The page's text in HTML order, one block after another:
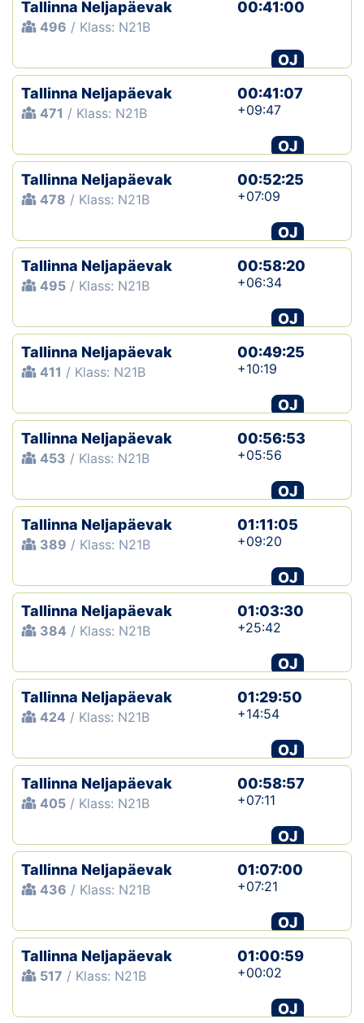
Tallinna Neljapäevak
496 / Klass: N21B
00:41:00
OJ
Tallinna Neljapäevak
471 / Klass: N21B
00:41:07
+09:47
OJ
Tallinna Neljapäevak
478 / Klass: N21B
00:52:25
+07:09
OJ
Tallinna Neljapäevak
495 / Klass: N21B
00:58:20
+06:34
OJ
Tallinna Neljapäevak
411 / Klass: N21B
00:49:25
+10:19
OJ
Tallinna Neljapäevak
453 / Klass: N21B
00:56:53
+05:56
OJ
Tallinna Neljapäevak
389 / Klass: N21B
01:11:05
+09:20
OJ
Tallinna Neljapäevak
384 / Klass: N21B
01:03:30
+25:42
OJ
Tallinna Neljapäevak
424 / Klass: N21B
01:29:50
+14:54
OJ
Tallinna Neljapäevak
405 / Klass: N21B
00:58:57
+07:11
OJ
Tallinna Neljapäevak
436 / Klass: N21B
01:07:00
+07:21
OJ
Tallinna Neljapäevak
517 / Klass: N21B
01:00:59
+00:02
OJ